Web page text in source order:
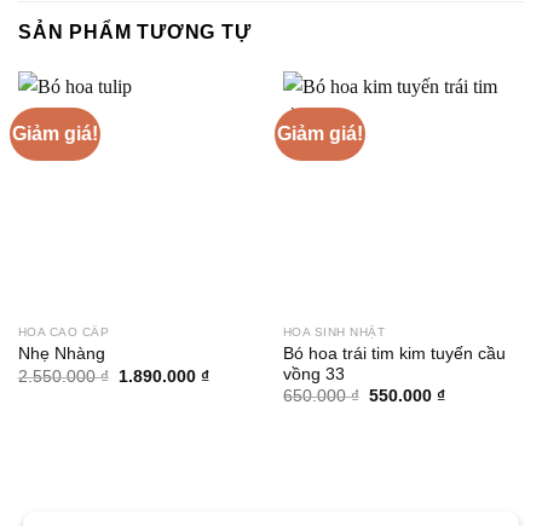
SẢN PHẨM TƯƠNG TỰ
Giảm giá!
HOA CAO CẤP
Nhẹ Nhàng
2.550.000₫
Giá
1.890.000 ₫Giá
Giảm giá!
HOA SINH NHẬT
Bó hoa trái tim kim tuyến cầu
vồng 33
650.000₫ Giá
550.000 ₫Giá